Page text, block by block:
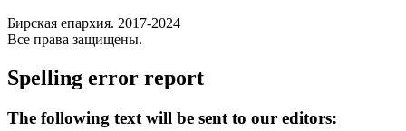
Бирская епархия. 2017-2024
Все права защищены.
Spelling error report
The following text will be sent to our editors: